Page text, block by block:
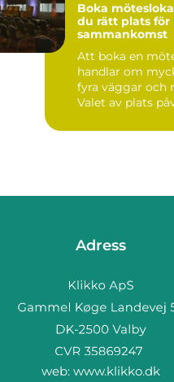
Boka möteslokal så
du rätt plats för
sammankomst
Att boka en
handlar om
fyra väggar och
Valet av plats
Adress
web: www.klikko.dk